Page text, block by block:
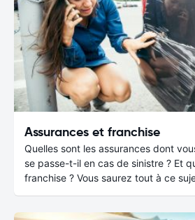
Assurances et franchise
Quelles sont les assurances dont
se passe-t-il en cas de sinistre ? Et
franchise ? Vous saurez tout à ce